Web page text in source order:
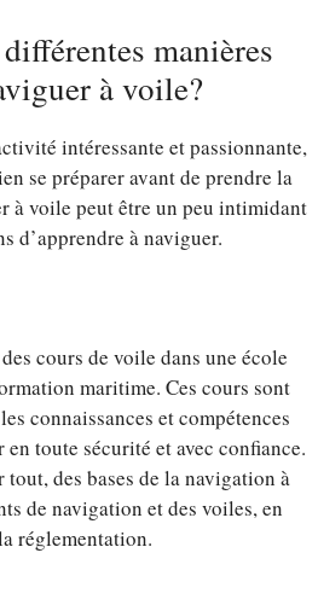
manières
à voile?
intéressante et passionnante,
se préparer avant de prendre la
à voile peut être un peu intimidant
d’apprendre à naviguer.
cours de voile dans une école
maritime. Ces cours sont
connaissances et compétences
toute sécurité et avec confiance.
des bases de la navigation à
de navigation et des voiles, en
réglementation.